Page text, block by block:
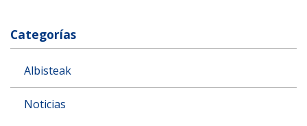
Categorías
Albisteak
Noticias